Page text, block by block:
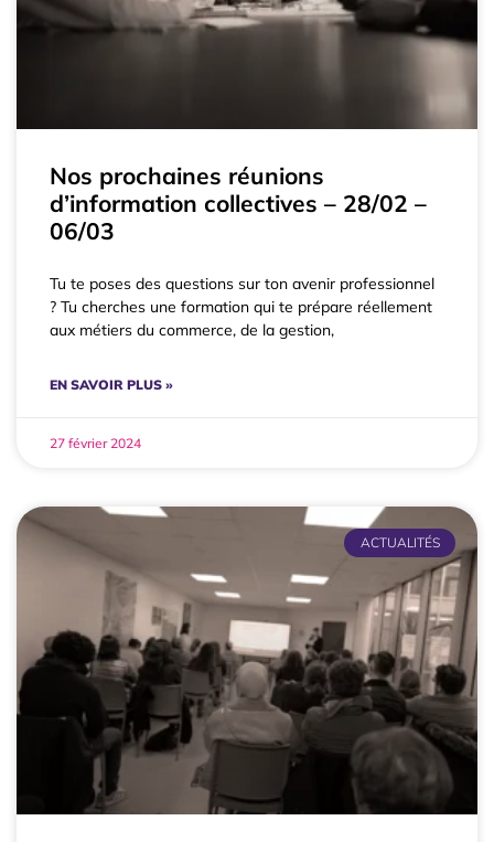
Nos prochaines réunions
d’information collectives – 28/02 –
06/03
Tu te poses des questions sur ton avenir professionnel
? Tu cherches une formation qui te prépare réellement
aux métiers du commerce, de la gestion,
EN SAVOIR PLUS »
27 février 2024
ACTUALITÉS